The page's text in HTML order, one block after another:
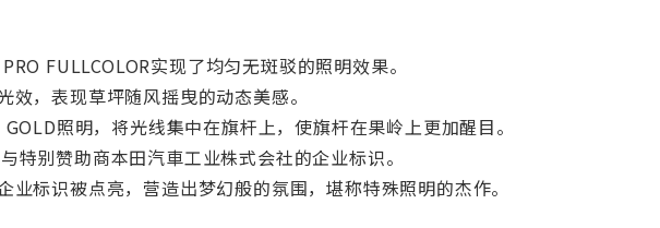
FULLCOLOR实现了均匀无斑驳的照明效果。
，表现草坪随风摇曳的动态美感。
照明，将光线集中在旗杆上，使旗杆在果岭上更加醒目。
特别赞助商本田汽車工业株式会社的企业标识。
标识被点亮，营造出梦幻般的氛围，堪称特殊照明的杰作。